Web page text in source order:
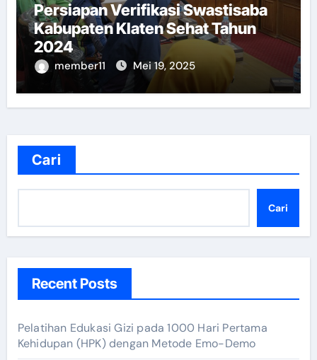
Persiapan Verifikasi Swastisaba
Kabupaten Klaten Sehat Tahun
2024
member11 Mei 19, 2025
Cari
Cari
Recent Posts
Pelatihan Edukasi Gizi pada 1000 Hari Pertama
Kehidupan (HPK) dengan Metode Emo-Demo